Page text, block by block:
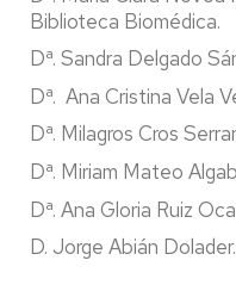
Biblioteca Biomédica.
Dª. Sandra Delgado
Dª. Ana Cristina Vela
Dª. Milagros Cros
Dª. Miriam Mateo
Dª. Ana Gloria Ruiz
D. Jorge Abián